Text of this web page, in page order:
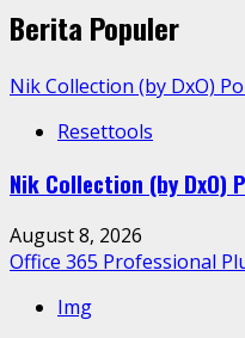
Berita Populer
Nik Collection (by DxO)
Resettools
Nik Collection (by
August 8, 2026
Office 365 Professional
Img